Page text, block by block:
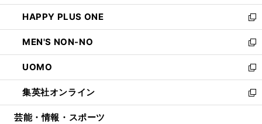
開
く
ウ
で
開
く
ン
ド
ウ
で
開
く
ウ
ィ
ン
ド
ウ
で
開
く
し
い
ウ
ィ
ン
ド
ウ
で
開
HAPPY PLUS ONE
新
し
い
ウ
ィ
ン
ド
ウ
MEN'S NON-NO
新
し
い
ウ
ィ
ン
UOMO
新
し
い
ウ
集英社オンライン
新
し
芸能・情報・スポーツ